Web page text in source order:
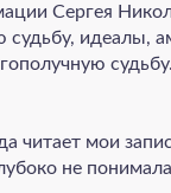
Сергея
судьбу, идеалы,
читает мои
не